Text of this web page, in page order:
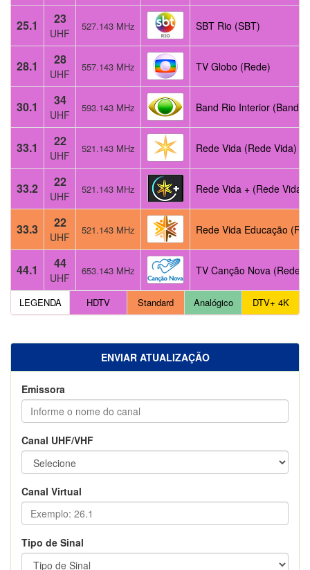
25.1 23
UHF
527.143 MHz SBT Rio (SBT)
28.1 28
UHF
557.143 MHz TV Globo (Rede)
30.1 34
UHF
593.143 MHz Band Rio Interior (Band)
33.1 22
UHF
521.143 MHz Rede Vida (Rede Vida)
33.2 22
UHF
521.143 MHz Rede Vida + (Rede Vida)
33.3 22
UHF
521.143 MHz Rede Vida Educação
44.1 44
UHF
653.143 MHz TV Canção Nova (Rede)
LEGENDA HDTV Standard Analógico DTV+ 4K
ENVIAR ATUALIZAÇÃO
Emissora
Canal UHF/VHF
Canal Virtual
Tipo de Sinal